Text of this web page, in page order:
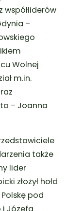
współliderów
–
Wolnej
m.in.
– Joanna
także
lider
złożył hołd
pod